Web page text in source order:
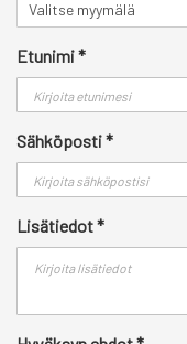
Etunimi*
Sähköposti*
Lisätiedot*